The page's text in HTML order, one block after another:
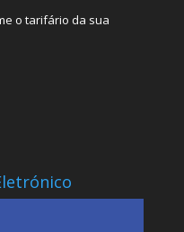
o tarifário da sua